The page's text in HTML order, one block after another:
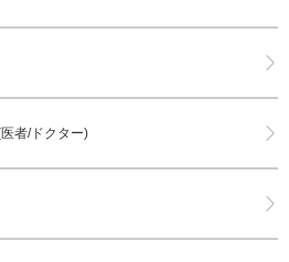
者/ドクター)